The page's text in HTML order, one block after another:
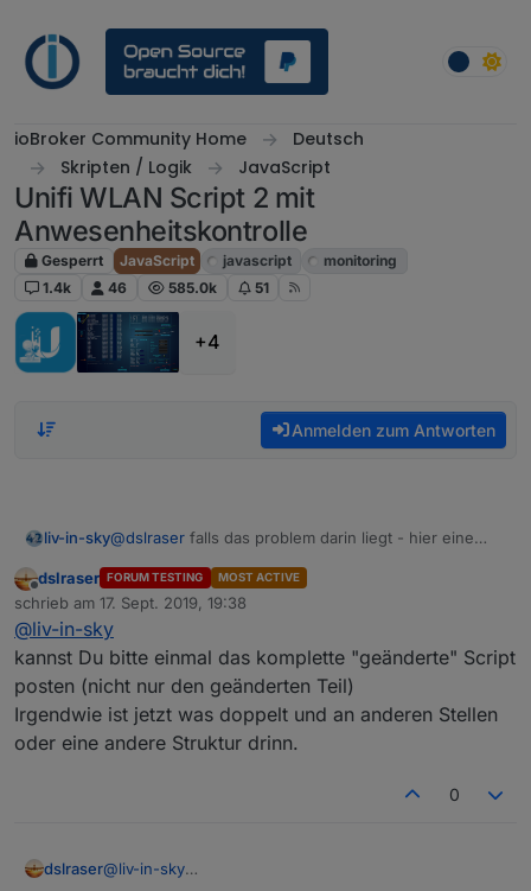
ioBroker Community Home
Deutsch
Skripten / Logik
JavaScript
Unifi WLAN Script 2 mit
Anwesenheitskontrolle
Gesperrt JavaScript javascript
monitoring
1.4k
46 585.0k 51
+4
Anmelden zum Antworten
liv-in-sky@dslraser falls das problem darin liegt - hier eine
setzte problemWLAN auf true und countFalseSetting
ertmal auf 2 lassen - wenn immer noch problem,
dann mal countFalseSetting mit 3 probieren - diese
version setzt bei fehlenden daten erst nach 2
durchläufen auf false - vielleicht funktioniert das
ist nicht getestet, da ich das nicht so einfach
nachstellen kann - wenn es klappt mach ich das in s
unifi-main-scrip-WLANproblemt.txt
Offline
dslraser FORUM TESTING MOST ACTIVE
schrieb am 17. Sept. 2019, 19:38
zuletzt editiert von
@liv-in-sky
kannst Du bitte einmal das komplette "geänderte" Script
posten (nicht nur den geänderten Teil)
Irgendwie ist jetzt was doppelt und an anderen Stellen
oder eine andere Struktur drinn.
0
dslraser@liv-in-sky